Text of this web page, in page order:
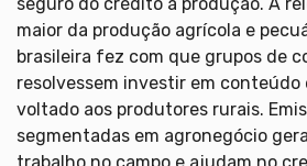
maior da produção agrícola e
brasileira fez com que grupos de
resolvessem investir em conteúdo
voltado aos produtores rurais.
segmentadas em agronegócio
trabalho no campo e ajudam no